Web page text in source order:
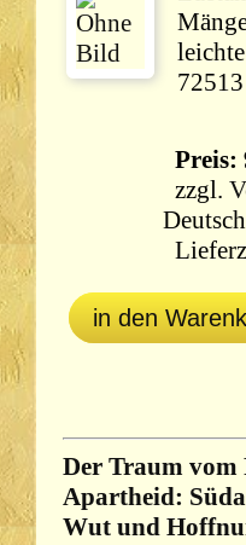
72513
Preis:
zzgl.
in den
Der Traum vom
Apartheid:
Wut und